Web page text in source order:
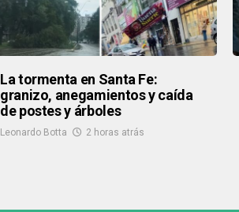
La tormenta en Santa Fe:
granizo, anegamientos y caída
de postes y árboles
Leonardo Botta 2 horas atrás